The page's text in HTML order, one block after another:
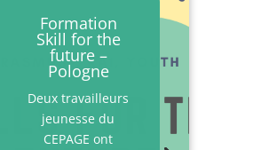
Formation
Skill for the
future –
Pologne
Deux travailleurs
jeunesse du
CEPAGE ont